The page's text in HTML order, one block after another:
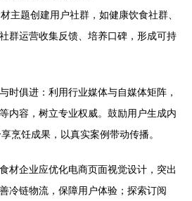
主题创建用户社群，如健康饮食社群、
群运营收集反馈、培养口碑，形成可持
时俱进：利用行业媒体与自媒体矩阵，
内容，树立专业权威。鼓励用户生成内
烹饪成果，以真实案例带动传播。
材企业应优化电商页面视觉设计，突出
冷链物流，保障用户体验；探索订阅